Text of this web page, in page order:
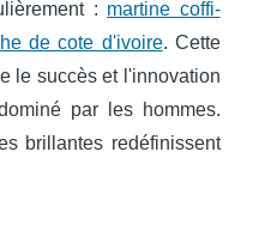
: martine coffi-
de cote d'ivoire. Cette
le succès et l'innovation
par les hommes.
brillantes redéfinissent